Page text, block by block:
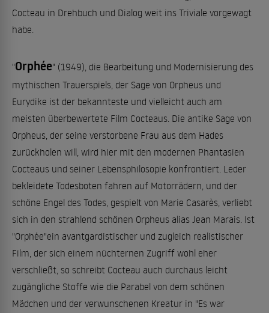
Cocteau in Drehbuch und Dialog weit ins Triviale vorgewagt
habe.
"Orphée" (1949), die Bearbeitung und Modernisierung des
mythischen Trauerspiels, der Sage von Orpheus und
Eurydike ist der bekannteste und vielleicht auch am
meisten überbewertete Film Cocteaus. Die antike Sage von
Orpheus, der seine verstorbene Frau aus dem Hades
zurückholen will, wird hier mit den modernen Phantasien
Cocteaus und seiner Lebensphilosopie konfrontiert. Leder
bekleidete Todesboten fahren auf Motorrädern, und der
schöne Engel des Todes, gespielt von Marie Casarès, verliebt
sich in den strahlend schönen Orpheus alias Jean Marais. Ist
"Orphée"ein avantgardistischer und zugleich realistischer
Film, der sich einem nüchternen Zugriff wohl eher
verschließt, so schreibt Cocteau auch durchaus leicht
zugängliche Stoffe wie die Parabel von dem schönen
Mädchen und der verwunschenen Kreatur in "Es war